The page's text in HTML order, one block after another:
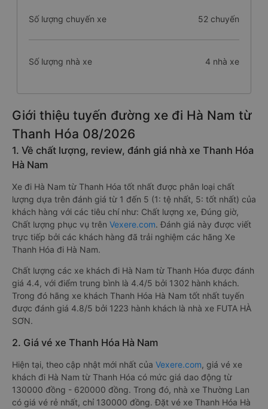
Số lượng chuyến xe 52 chuyến
Số lượng nhà xe 4 nhà xe
Giới thiệu tuyến đường xe đi Hà Nam từ
Thanh Hóa 08/2026
1. Về chất lượng, review, đánh giá nhà xe Thanh Hóa
Hà Nam
Xe đi Hà Nam từ Thanh Hóa tốt nhất được phân loại chất
lượng dựa trên đánh giá từ 1 đến 5 (1: tệ nhất, 5: tốt nhất) của
khách hàng với các tiêu chí như: Chất lượng xe, Đúng giờ,
Chất lượng phục vụ trên Vexere.com. Đánh giá này được viết
trực tiếp bởi các khách hàng đã trải nghiệm các hãng Xe
Thanh Hóa đi Hà Nam.
Chất lượng các xe khách đi Hà Nam từ Thanh Hóa được đánh
giá 4.4, với điểm trung bình là 4.4/5 bởi 1302 hành khách.
Trong đó hãng xe khách Thanh Hóa Hà Nam tốt nhất tuyến
được đánh giá 4.8/5 bởi 1223 hành khách là nhà xe FUTA HÀ
SƠN.
2. Giá vé xe Thanh Hóa Hà Nam
Hiện tại, theo cập nhật mới nhất của Vexere.com, giá vé xe
khách đi Hà Nam từ Thanh Hóa có mức giá dao động từ
130000 đồng - 620000 đồng. Trong đó, nhà xe Thường Lan
có giá vé rẻ nhất, chỉ 130000 đồng. Đặt vé xe Thanh Hóa Hà